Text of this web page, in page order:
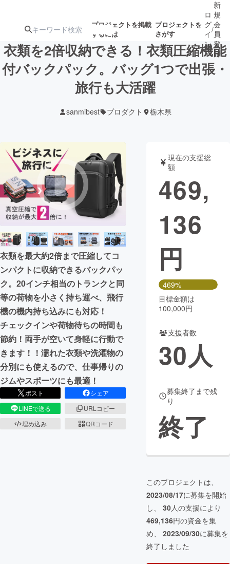
プロジェクトを掲載
するには
プロジェクトを
さがす
注目の新着プロ募集終了が近いプ
テクノロジー・ガジェット
映像・映画 書籍・雑誌
ビジネス・起業 チャレンジ
まちづくり・地域活性化
CAMPFIRE for Social Good
CAMPFIRE Creation
CAMPFIREふるさと納税machi-ya コミュニティ
ロ
グ
イ
ン
/
新
規
会
員
登
録
衣類を2倍収納できる！衣類圧縮機能
付バックパック。バッグ1つで出張・
旅行も大活躍
sanmibest プロダクト 栃木県
衣類を最大約2倍まで圧縮してコ
ンパクトに収納できるバックパッ
ク。20インチ相当のトランクと同
等の荷物を小さく持ち運べ、飛行
機の機内持ち込みにも対応！
チェックインや荷物待ちの時間も
節約！両手が空いて身軽に行動で
きます！！濡れた衣類や洗濯物の
分別にも使えるので、仕事帰りの
ジムやスポーツにも最適！
ポスト
シェア
LINEで送る
URLコピー
埋め込み
QRコード
現在の支援総
額
469,
136
円
469%
目標金額は
100,000円
支援者数
30人
募集終了まで残
り
終了
このプロジェクトは、
2023/08/17に募集を開始
し、 30人の支援により
469,136円の資金を集
め、 2023/09/30に募集を
終了しました